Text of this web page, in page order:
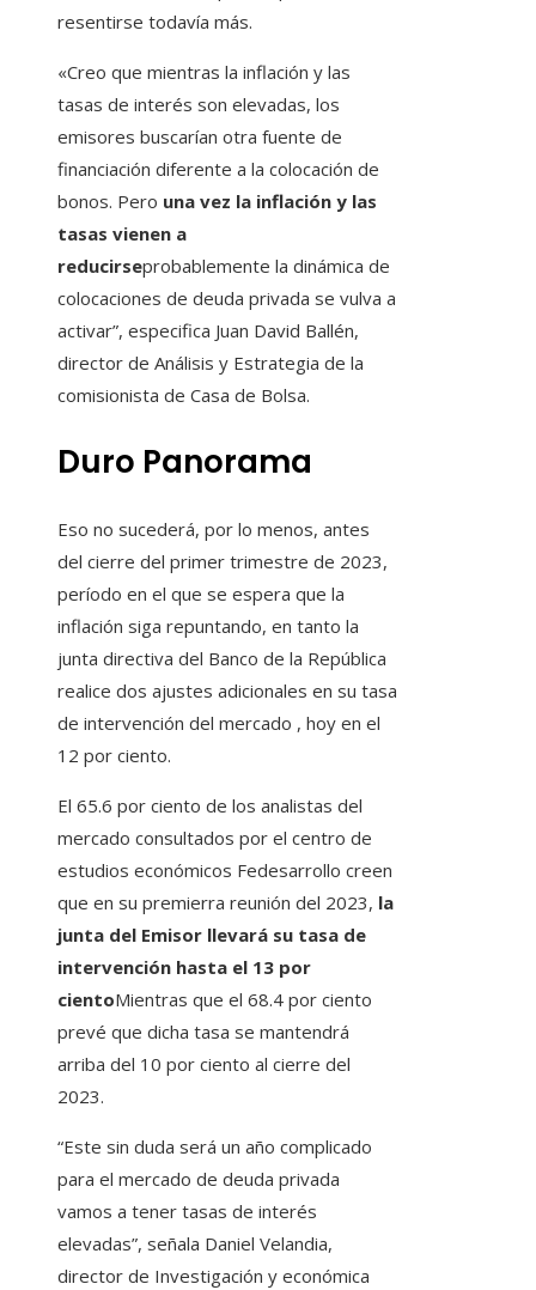
resentirse todavía más.
«Creo que mientras la inflación y las
tasas de interés son elevadas, los
emisores buscarían otra fuente de
financiación diferente a la colocación de
bonos. Pero una vez la inflación y las
tasas vienen a
reducirseprobablemente la dinámica de
colocaciones de deuda privada se vulva a
activar”, especifica Juan David Ballén,
director de Análisis y Estrategia de la
comisionista de Casa de Bolsa.
Duro Panorama
Eso no sucederá, por lo menos, antes
del cierre del primer trimestre de 2023,
período en el que se espera que la
inflación siga repuntando, en tanto la
junta directiva del Banco de la República
realice dos ajustes adicionales en su tasa
de intervención del mercado , hoy en el
12 por ciento.
El 65.6 por ciento de los analistas del
mercado consultados por el centro de
estudios económicos Fedesarrollo creen
que en su premierra reunión del 2023, la
junta del Emisor llevará su tasa de
intervención hasta el 13 por
cientoMientras que el 68.4 por ciento
prevé que dicha tasa se mantendrá
arriba del 10 por ciento al cierre del
2023.
“Este sin duda será un año complicado
para el mercado de deuda privada
vamos a tener tasas de interés
elevadas”, señala Daniel Velandia,
director de Investigación y económica